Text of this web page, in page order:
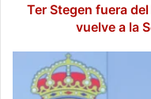
Alemania
Ter Stegen fuera
vuelve a la
Madrid